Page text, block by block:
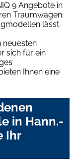
9 Angebote in
Traumwagen.
lässt
neuesten
sich für ein
Ihnen eine
in Hann.-
Ihr